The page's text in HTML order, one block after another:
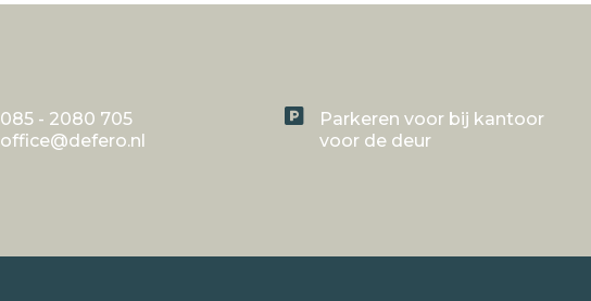
085 - 2080 705
office@defero.nl
Parkeren voor bij kantoor
voor de deur